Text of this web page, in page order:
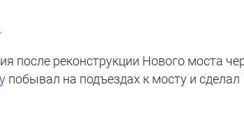
после реконструкции Нового моста
побывал на подъездах к мосту и сделал